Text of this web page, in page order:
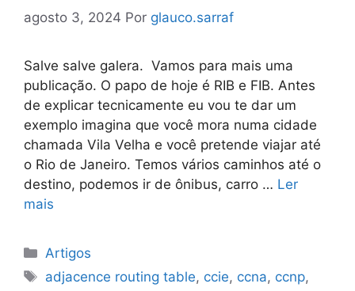
agosto 3, 2024 Por glauco.sarraf
Salve salve galera. Vamos para mais uma
publicação. O papo de hoje é RIB e FIB. Antes
de explicar tecnicamente eu vou te dar um
exemplo imagina que você mora numa cidade
chamada Vila Velha e você pretende viajar até
o Rio de Janeiro. Temos vários caminhos até o
destino, podemos ir de ônibus, carro … Ler
mais
Categorias
Artigos
Tags
adjacence routing table, ccie, ccna, ccnp,